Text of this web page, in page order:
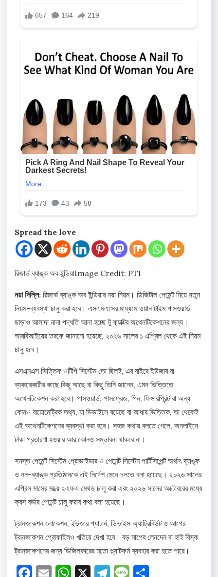
Spread the love
রিজার্ভ ব্যাঙ্ক অব ইন্ডিয়াImage Credit: PTI
নয়া দিল্লি: রিজার্ভ ব্যাঙ্ক অব ইন্ডিয়ার নয়া নিয়ম। ডিজিটাল পেমেন্ট নিয়ে নতুন
নিয়ম-ব্যবস্থা চালু করা হবে। এসএমএসের মাধ্যমে ওয়ান টাইম পাসওয়ার্ড
ছাড়াও আলাদা নানা পদ্ধতি আনা হচ্ছে টু ফ্যাক্টর অথেনটিকেশনের জন্য।
আরবিআইয়ের তরফে জানানো হয়েছে, ২০২৬ সালের ১ এপ্রিল থেকে এই নিয়ম
চালু হবে।
এসএমএস ভিত্তিক ওটিপি সিস্টেম তো ছিলই, এর বাইরে ইউজার বা
ব্যবহারকারীর কাছে কিছু আছে বা কিছু তিনি জানেন, এমন ভিত্তিতে
অথেনটিকেশন করা হবে। পাসওয়ার্ড, পাসফ্রেজ, পিন, ফিঙ্গারপ্রিন্ট বা অন্য
কোনও বায়োমেট্রিক তথ্য, যা ডিভাইসে রয়েছে বা আধার ভিত্তিক, তা থেকেই
এই অথেনটিকেশনের ব্যবস্থা করা হবে। সহজ কথায় বলতে গেলে, অনলাইনে
টাকা প্রতারণা হওয়ার আর কোনও সম্ভাবনা থাকবে না।
সমস্ত পেমেন্ট সিস্টেম প্রোভাইডার ও পেমেন্ট সিস্টেম পার্টিসিপেন্ট অর্থাৎ ব্যাঙ্ক
ও নন-ব্যাঙ্ক প্রতিষ্ঠানকে এই নির্দেশ মেনে চলতে বলা হয়েছে। ২০২৬ সালের
এপ্রিল মাসের মধ্য়ে ২এফএ মেথড চালু করা এবং ২০২৬ সালের অক্টোবরের মধ্যে
ক্রস বর্ডার পেমেন্ট চালু করার কথা বলা হয়েছে।
ট্রানজাকশন লোকেশন, ইউজার প্যাটার্ন, ডিভাইস অ্যাট্রিবিউট ও আগের
ট্রানজাকশন প্রোফাইলও খতিয়ে দেখা হবে। বড় মাপের লেনদেন বা হাই রিস্ক
ট্রানজাকশনের জন্য ডিজিলকারের মতো প্ল্যাটফর্ম ব্যবহার করা হতে পারে।
Facebook
EmailWhatsApp
X Telegram
Message